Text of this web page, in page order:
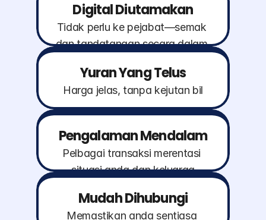
Digital Diutamakan
Tidak perlu ke pejabat—semak
dan tandatangan secara dalam
Yuran Yang Telus
Harga jelas, tanpa kejutan bil
Pengalaman Mendalam
Pelbagai transaksi merentasi
situasi anda dan keluarga
Mudah Dihubungi
Memastikan anda sentiasa